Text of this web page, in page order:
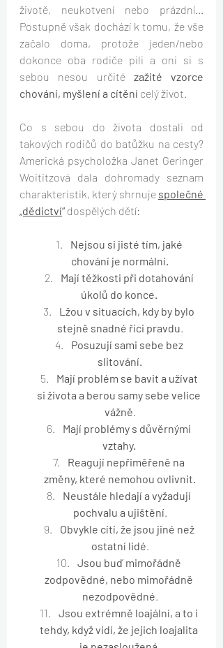
životě, neukotvení nebo prázdní...
Postupně však dochází k tomu, že vše
začalo doma, protože jeden/nebo
dokonce oba rodiče pili a oni si s
sebou nesou určité zažité vzorce
chování, myšlení a cítění celý život.
Co s sebou do života dostali od
takových rodičů do batůžku na cesty?
Americká psycholožka Janet Geringer
Woititzová dala dohromady seznam
charakteristik, který shrnuje společné
„dědictví“ dospělých dětí:
Nejsou si jisté tím, jaké
chování je normální.
Mají těžkosti při dotahování
úkolů do konce.
Lžou v situacích, kdy by bylo
stejně snadné říci pravdu.
Posuzují sami sebe bez
slitování.
Mají problém se bavit a užívat
si života a berou samy sebe velice
vážně.
Mají problémy s důvěrnými
vztahy.
Reagují nepřiměřeně na
změny, které nemohou ovlivnit.
Neustále hledají a vyžadují
pochvalu a ujištění.
Obvykle cítí, že jsou jiné než
ostatní lidé.
Jsou buď mimořádně
zodpovědné, nebo mimořádně
nezodpovědné.
Jsou extrémně loajální, a to i
tehdy, když vidí, že jejich loajalita